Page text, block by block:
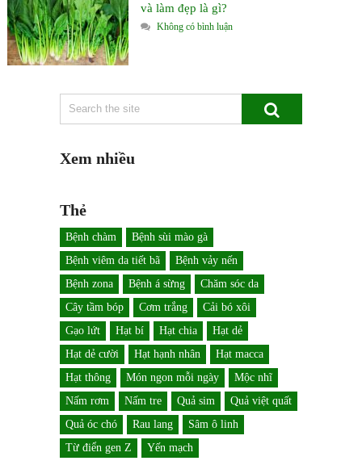
và làm đẹp là gì?
Không có bình luận
Xem nhiều
Thẻ
Bệnh chàm
Bệnh sùi mào gà
Bệnh viêm da tiết bã
Bệnh vảy nến
Bệnh zona
Bệnh á sừng
Chăm sóc da
Cây tầm bóp
Cơm trắng
Cải bó xôi
Gạo lứt
Hạt bí Hạt chia
Hạt dẻ
Hạt dẻ cười
Hạt hạnh nhân
Hạt macca
Hạt thông
Món ngon mỗi ngày
Mộc nhĩ
Nấm rơm
Nấm tre Quả sim
Quả việt quất
Quả óc chó
Rau lang
Sâm ô linh
Từ điển gen Z
Yến mạch